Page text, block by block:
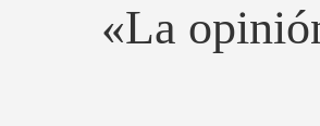
«La